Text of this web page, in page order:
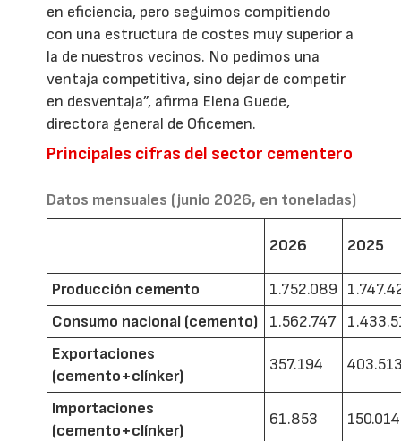
en eficiencia, pero seguimos compitiendo
con una estructura de costes muy superior a
la de nuestros vecinos. No pedimos una
ventaja competitiva, sino dejar de competir
en desventaja”, afirma Elena Guede,
directora general de Oficemen.
Principales cifras del sector cementero
Datos mensuales (junio 2026, en toneladas)
2026 2025
Producción cemento 1.752.089
Consumo nacional (cemento)
1.562.747
Exportaciones
(cemento+clínker)
357.194
Importaciones
(cemento+clínker)
61.853 150.014